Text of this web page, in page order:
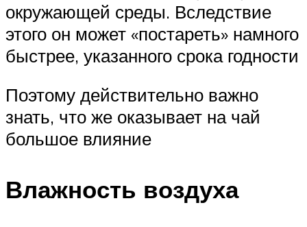
окружающей среды. Вследствие
этого он может «постареть» намного
быстрее, указанного срока годности
Поэтому действительно важно
знать, что же оказывает на чай
большое влияние
Влажность воздуха